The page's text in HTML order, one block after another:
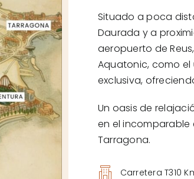
Situado a poca
Daurada y a
aeropuerto de
Aquatonic, como el
exclusiva,
Un oasis de
en el incomparable
Tarragona.
Carretera T310